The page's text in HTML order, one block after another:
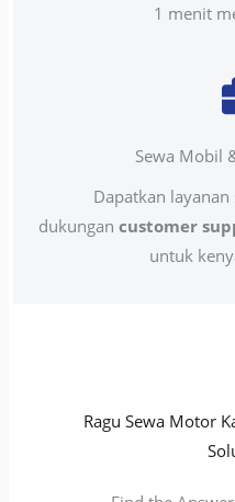
1 menit
Sewa Mobil
Dapatkan
dukungan customer
untuk
Ragu Sewa Motor